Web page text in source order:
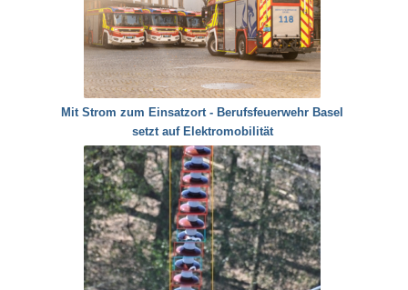
Mit Strom zum Einsatzort - Berufsfeuerwehr Basel
setzt auf Elektromobilität